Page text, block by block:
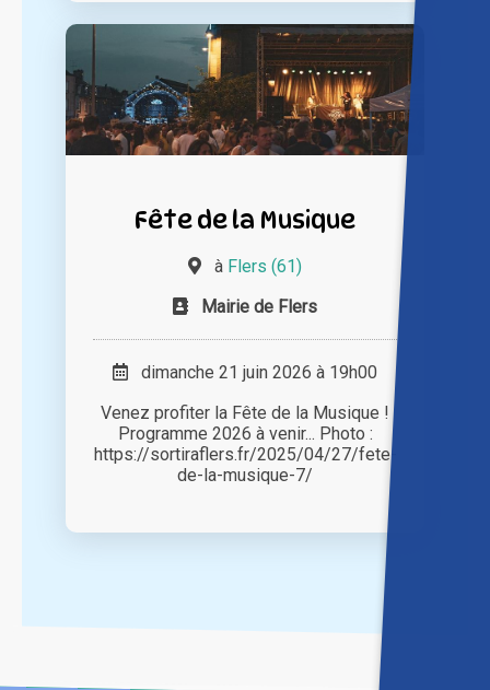
Fête de la Musique
à Flers (61)
Mairie de Flers
dimanche 21 juin 2026 à 19h00
Venez profiter la Fête de la Musique !
Programme 2026 à venir... Photo :
https://sortiraflers.fr/2025/04/27/fete-
de-la-musique-7/